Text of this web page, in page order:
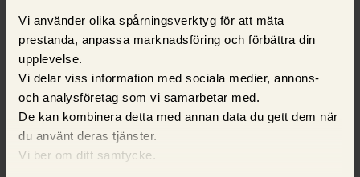
Vi använder olika spårningsverktyg för att mäta
prestanda, anpassa marknadsföring och förbättra din
upplevelse.
Vi delar viss information med sociala medier, annons-
och analysföretag som vi samarbetar med.
De kan kombinera detta med annan data du gett dem när
du använt deras tjänster.
Vi ber om ditt samtycke.